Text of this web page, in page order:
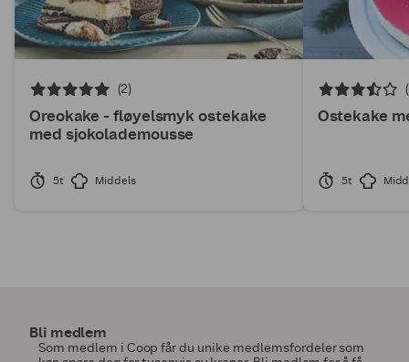
(2)
Oreokake - fløyelsmyk ostekake
med sjokolademousse
5t Middels
Ostekake
5t
Bli medlem
Som medlem i Coop får du unike medlemsfordeler som